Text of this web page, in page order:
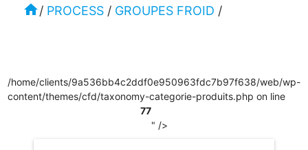
home/ PROCESS/ GROUPES FROID /
/home/clients/9a536bb4c2ddf0e950963fdc7b97f638/web/wp-
content/themes/cfd/taxonomy-categorie-produits.php on line
77
" />